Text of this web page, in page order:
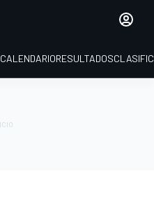
CALENDARIORESULTADOS